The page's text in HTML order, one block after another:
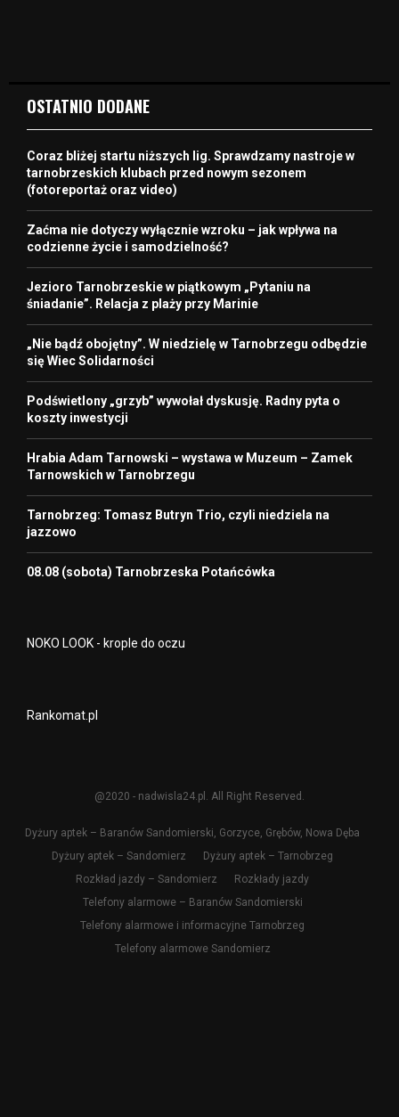
OSTATNIO DODANE
Coraz bliżej startu niższych lig. Sprawdzamy nastroje w
tarnobrzeskich klubach przed nowym sezonem
(fotoreportaż oraz video)
Zaćma nie dotyczy wyłącznie wzroku – jak wpływa na
codzienne życie i samodzielność?
Jezioro Tarnobrzeskie w piątkowym „Pytaniu na
śniadanie”. Relacja z plaży przy Marinie
„Nie bądź obojętny”. W niedzielę w Tarnobrzegu odbędzie
się Wiec Solidarności
Podświetlony „grzyb” wywołał dyskusję. Radny pyta o
koszty inwestycji
Hrabia Adam Tarnowski – wystawa w Muzeum – Zamek
Tarnowskich w Tarnobrzegu
Tarnobrzeg: Tomasz Butryn Trio, czyli niedziela na
jazzowo
08.08 (sobota) Tarnobrzeska Potańcówka
NOKO LOOK - krople do oczu
Rankomat.pl
@2020 - nadwisla24.pl. All Right Reserved.
Dyżury aptek – Baranów Sandomierski, Gorzyce, Grębów, Nowa Dęba
Dyżury aptek – Sandomierz
Dyżury aptek – Tarnobrzeg
Rozkład jazdy – Sandomierz
Rozkłady jazdy
Telefony alarmowe – Baranów Sandomierski
Telefony alarmowe i informacyjne Tarnobrzeg
Telefony alarmowe Sandomierz